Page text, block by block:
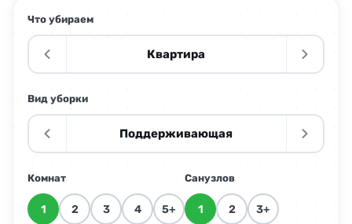
Что убираем
Квартира
Вид уборки
Поддерживающая
Комнат
1 2 3 4 5+
Санузлов
1 2 3+